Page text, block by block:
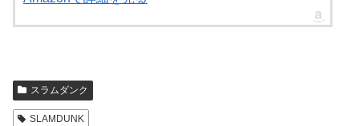
スラムダンク
SLAMDUNK